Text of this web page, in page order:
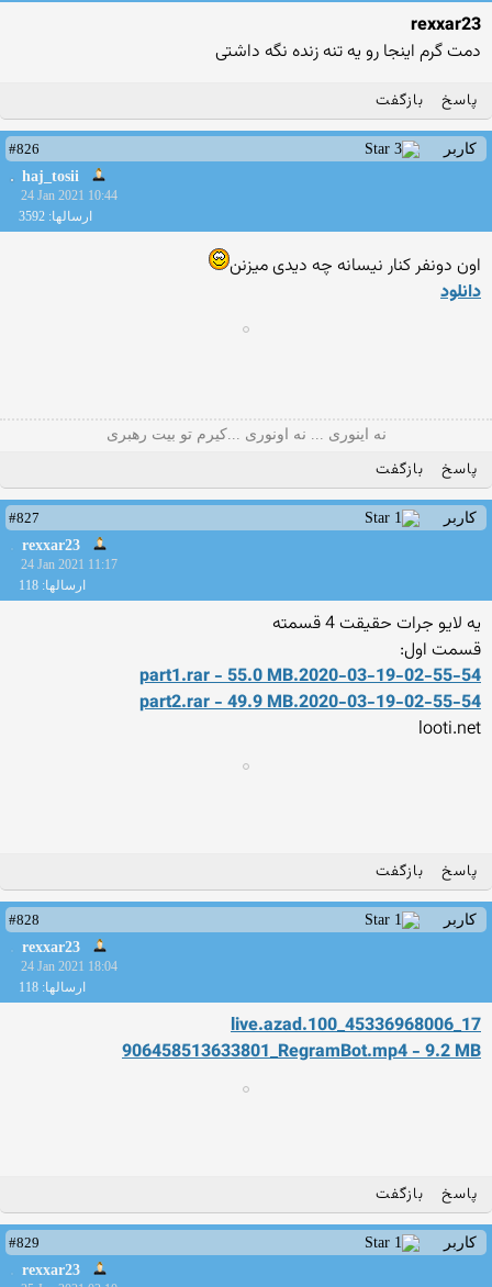
rexxar23
دمت گرم اینجا رو یه تنه زنده نگه داشتی
پاسخ بازگفت
کاربر
#826
haj_tosii
24 Jan 2021 10:44
ارسالها: 3592
اون دونفر کنار نیسانه چه دیدی میزنن
دانلود
نه اینوری ... نه اونوری ...کیرم تو بیت رهبری
پاسخ بازگفت
کاربر
#827
rexxar23
24 Jan 2021 11:17
ارسالها: 118
یه لایو جرات حقیقت 4 قسمته
قسمت اول:
2020-03-19-02-55-54.part1.r
ar - 55.0 MB
2020-03-19-02-55-54.part2.r
ar - 49.9 MB
looti.net
پاسخ بازگفت
کاربر
#828
rexxar23
24 Jan 2021 18:04
ارسالها: 118
live.azad.100_45336968006_17
906458513633801_RegramBot.mp4 - 9.2 MB
پاسخ بازگفت
کاربر
#829
rexxar23